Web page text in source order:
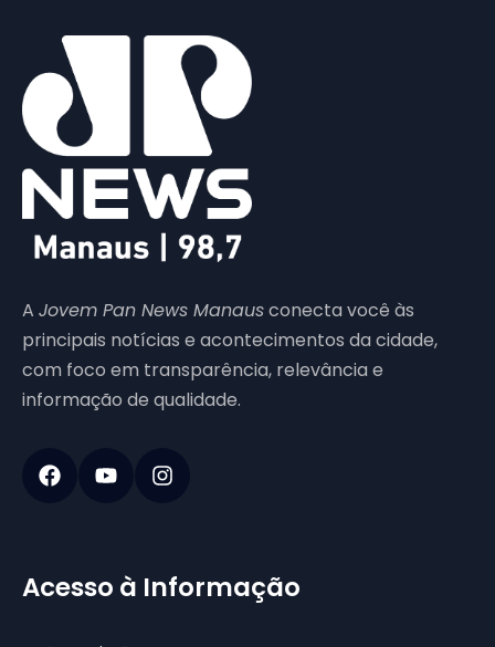
A Jovem Pan News Manausconecta você às
principais notícias e acontecimentos da cidade,
com foco em transparência, relevância e
informação de qualidade.
Acesso à Informação